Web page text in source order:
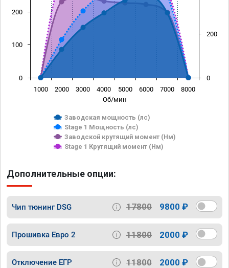
Об/мин
Заводская мощность (лс)
Stage 1 Мощность (лс)
Заводской крутящий момент (Нм)
Stage 1 Крутящий момент (Нм)
1000 2000 3000 4000 5000 6000 7000 8000
0
100
200
0
200
Дополнительные опции:
Чип тюнинг DSG 17800 9800 ₽
Прошивка Евро 2 11800 2000 ₽
Отключение ЕГР 11800 2000 ₽